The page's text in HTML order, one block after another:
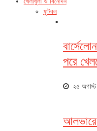
ফুটবল
পরে
২৫